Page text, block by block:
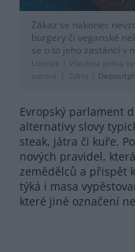
Zákaz se nakonec
burgery či veganské
se o to jeho zastánci v
Licence |
Všechna práva
autora
Zdroj |
Evropský parlament
alternativy slovy
steak, játra či kuře.
nových pravidel,
zemědělců a přispět
týká i masa
které jiné označení